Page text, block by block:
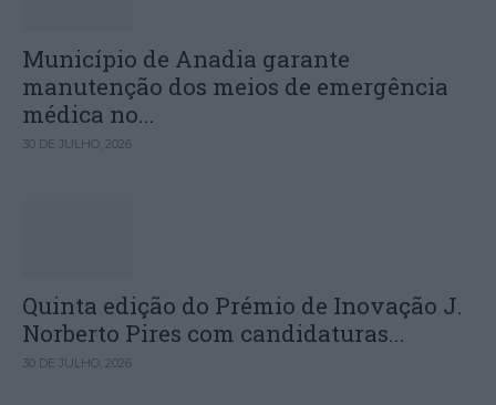
Município de Anadia garante
manutenção dos meios de emergência
médica no...
30 DE JULHO, 2026
Quinta edição do Prémio de Inovação J.
Norberto Pires com candidaturas...
30 DE JULHO, 2026